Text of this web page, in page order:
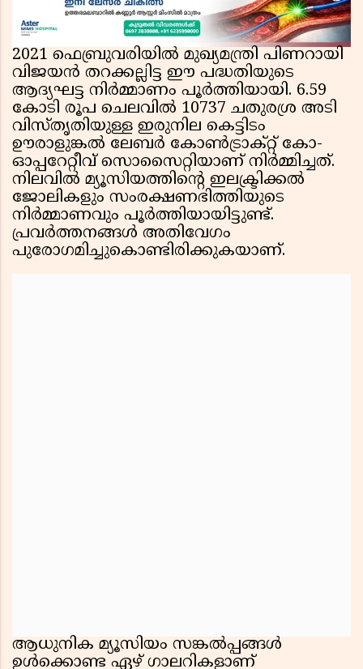
2021 ഫെബ്രുവരിയിൽ മുഖ്യമന്ത്രി പിണറായി
വിജയൻ തറക്കല്ലിട്ട ഈ പദ്ധതിയുടെ
ആദ്യഘട്ട നിർമ്മാണം പൂർത്തിയായി. 6.59
കോടി രൂപ ചെലവിൽ 10737 ചതുരശ്ര അടി
വിസ്തൃതിയുള്ള ഇരുനില കെട്ടിടം
ഊരാളുങ്കൽ ലേബർ കോൺട്രാക്റ്റ് കോ-
ഓപ്പറേറ്റീവ് സൊസൈറ്റിയാണ് നിർമ്മിച്ചത്.
നിലവിൽ മ്യൂസിയത്തിന്റെ ഇലക്ട്രിക്കൽ
ജോലികളും സംരക്ഷണഭിത്തിയുടെ
നിർമ്മാണവും പൂർത്തിയായിട്ടുണ്ട്.
പ്രവർത്തനങ്ങൾ അതിവേഗം
പുരോഗമിച്ചുകൊണ്ടിരിക്കുകയാണ്.
ആധുനിക മ്യൂസിയം സങ്കൽപ്പങ്ങൾ
ഉൾക്കൊണ്ട ഏഴ് ഗാലറികളാണ്